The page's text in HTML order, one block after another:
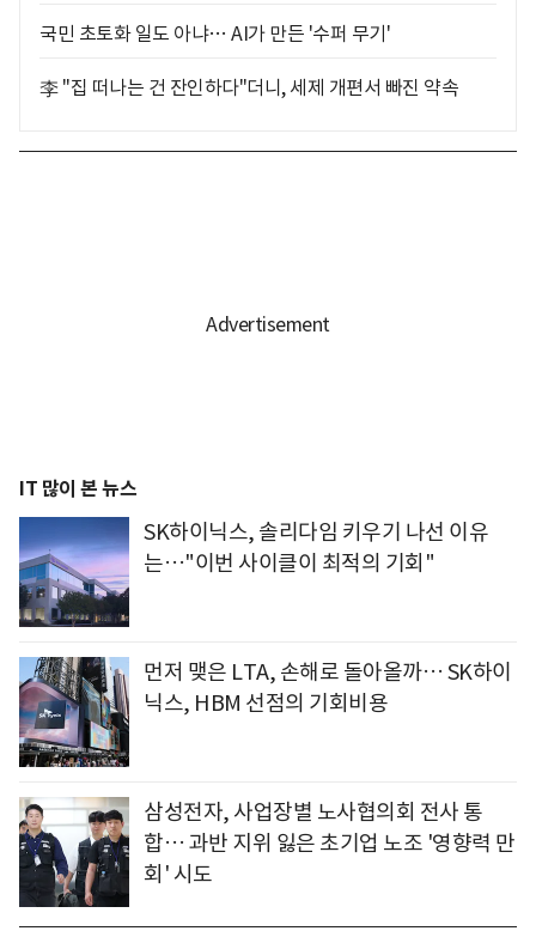
국민 초토화 일도 아냐… AI가 만든 '수퍼 무기'
李 "집 떠나는 건 잔인하다"더니, 세제 개편서 빠진 약속
IT 많이 본 뉴스
SK하이닉스, 솔리다임 키우기 나선 이유
는…"이번 사이클이 최적의 기회"
먼저 맺은 LTA, 손해로 돌아올까… SK하이
닉스, HBM 선점의 기회비용
삼성전자, 사업장별 노사협의회 전사 통
합… 과반 지위 잃은 초기업 노조 '영향력 만
회' 시도